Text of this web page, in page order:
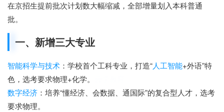
在京招生提前批次计划数大幅缩减，全部增量划入本科普通
批。
一、新增三大专业
智能科学与技术 ：学校首个工科专业，打造“人工智能+外语”特
色，选考要求物理+化学。
数字经济 ：培养“懂经济、会数据、通国际”的复合型人才，选考
要求物理。